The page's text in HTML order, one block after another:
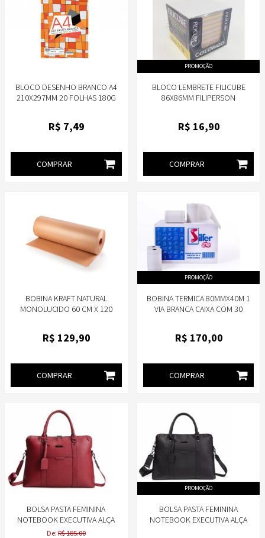
BLOCO DESENHO BRANCO A4
210X297MM 20 FOLHAS 180G
R$ 7,49
COMPRAR
PROMOÇÃO
BLOCO LEMBRETE FILICUBE
86X86MM FILIPERSON
R$ 16,90
COMPRAR
BOBINA KRAFT NATURAL
MONOLUCIDO 60 CM X 120
R$ 129,90
COMPRAR
PROMOÇÃO
BOBINA TERMICA 80MMX40M 1
VIA BRANCA CAIXA COM 30
R$ 170,00
COMPRAR
BOLSA PASTA FEMININA
NOTEBOOK EXECUTIVA ALÇA
TIRACOLO PU SAFFIANO -
De: R$ 185.00
PROMOÇÃO
BOLSA PASTA FEMININA
NOTEBOOK EXECUTIVA ALÇA